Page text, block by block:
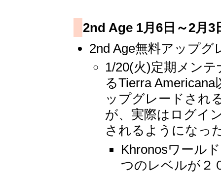
2nd Age 1月6日～2月
2nd Age無料アップ
1/20(火)定期メン
るTierra
ップグレードされ
が、実際はログイ
されるようになっ
Khronosワール
つのレベルが２